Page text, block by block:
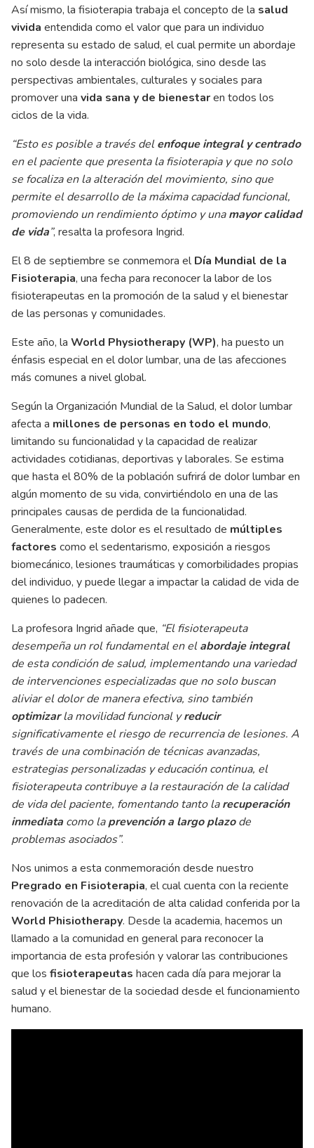
Así mismo, la fisioterapia trabaja el concepto de la salud
vivida entendida como el valor que para un individuo
representa su estado de salud, el cual permite un abordaje
no solo desde la interacción biológica, sino desde las
perspectivas ambientales, culturales y sociales para
promover una vida sana y de bienestaren todos los
ciclos de la vida.
“Esto es posible a través delenfoque integral y centrado
en el paciente que presenta la fisioterapia y que no solo
se focaliza en la alteración del movimiento, sino que
permite el desarrollo de la máxima capacidad funcional,
promoviendo un rendimiento óptimo y unamayor calidad
de vida”, resalta la profesora Ingrid.
El 8 de septiembre se conmemora elDía Mundial de la
Fisioterapia, una fecha para reconocer la labor de los
fisioterapeutas en la promoción de la salud y el bienestar
de las personas y comunidades.
Este año, la World Physiotherapy (WP), ha puesto un
énfasis especial en el dolor lumbar, una de las afecciones
más comunes a nivel global.
Según la Organización Mundial de la Salud, el dolor lumbar
afecta a millones de personas en todo el mundo,
limitando su funcionalidad y la capacidad de realizar
actividades cotidianas, deportivas y laborales. Se estima
que hasta el 80% de la población sufrirá de dolor lumbar en
algún momento de su vida, convirtiéndolo en una de las
principales causas de perdida de la funcionalidad.
Generalmente, este dolor es el resultado de múltiples
factores como el sedentarismo, exposición a riesgos
biomecánico, lesiones traumáticas y comorbilidades propias
del individuo, y puede llegar a impactar la calidad de vida de
quienes lo padecen.
La profesora Ingrid añade que, “El fisioterapeuta
desempeña un rol fundamental en elabordaje integral
de esta condición de salud, implementando una variedad
de intervenciones especializadas que no solo buscan
aliviar el dolor de manera efectiva, sino también
optimizarla movilidad funcional yreducir
significativamente el riesgo de recurrencia de lesiones. A
través de una combinación de técnicas avanzadas,
estrategias personalizadas y educación continua, el
fisioterapeuta contribuye a la restauración de la calidad
de vida del paciente, fomentando tanto larecuperación
inmediata como laprevención a largo plazode
problemas asociados”.
Nos unimos a esta conmemoración desde nuestro
Pregrado en Fisioterapia, el cual cuenta con la reciente
renovación de la acreditación de alta calidad conferida por la
World Phisiotherapy. Desde la academia, hacemos un
llamado a la comunidad en general para reconocer la
importancia de esta profesión y valorar las contribuciones
que los fisioterapeutas hacen cada día para mejorar la
salud y el bienestar de la sociedad desde el funcionamiento
humano.